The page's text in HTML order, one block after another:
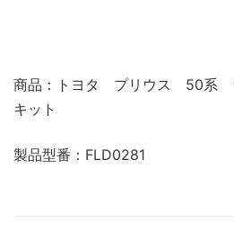
商品：トヨタ プリウス 50系
キット
製品型番：FLD0281